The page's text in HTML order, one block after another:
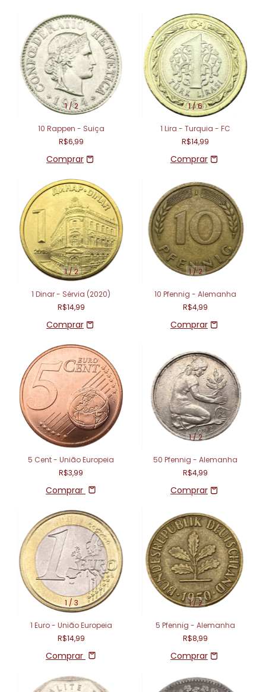
1/2
10 Rappen - Suiça
R$6,99
1/6
1 Lira - Turquia - FC
R$14,99
1/2
1 Dinar - Sérvia (2020)
R$14,99
1/2
10 Pfennig - Alemanha
R$4,99
5 Cent - União Europeia
R$3,99
Comprar
1/2
50 Pfennig - Alemanha
R$4,99
1 / 3
1 Euro - União Europeia
R$14,99
Comprar
1/2
5 Pfennig - Alemanha
R$8,99